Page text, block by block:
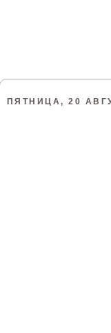
ПЯТНИЦА, 20